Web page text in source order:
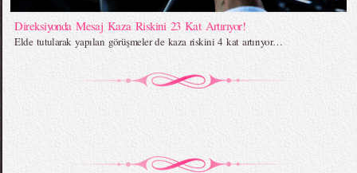
Direksiyonda Mesaj Kaza Riskini 23 Kat Artırıyor!
Elde tutularak yapılan görüşmeler de kaza riskini 4 kat artırıyor…